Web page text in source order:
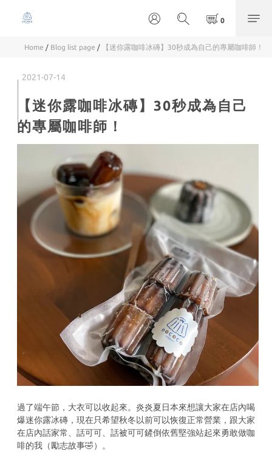
Home / Blog list page / 【迷你露咖啡冰磚】30秒成為自己的專屬咖啡師！
2021-07-14
【迷你露咖啡冰磚】30秒成為自己
的專屬咖啡師！
過了端午節，大衣可以收起來。炎炎夏日本來想讓大家在店內喝
爆迷你露冰磚，現在只希望秋冬以前可以恢復正常營業，跟大家
在店內話家常、話可可、話被可可鏟倒依舊堅強站起來勇敢做咖
啡的我（勵志故事🤣）。